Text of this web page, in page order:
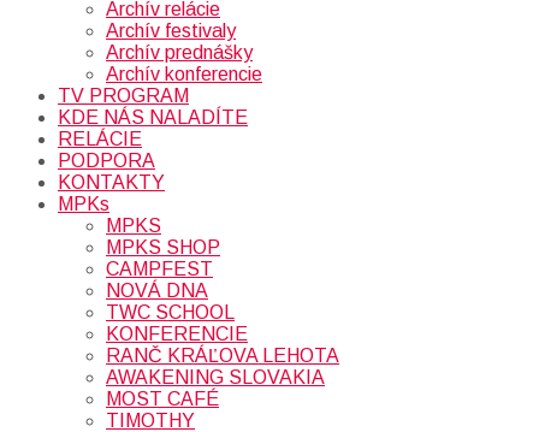
Archív relácie
Archív festivaly
Archív prednášky
Archív konferencie
TV PROGRAM
KDE NÁS NALADÍTE
RELÁCIE
PODPORA
KONTAKTY
MPKs
MPKS
MPKS SHOP
CAMPFEST
NOVÁ DNA
TWC SCHOOL
KONFERENCIE
RANČ KRÁĽOVA LEHOTA
AWAKENING SLOVAKIA
MOST CAFÉ
TIMOTHY